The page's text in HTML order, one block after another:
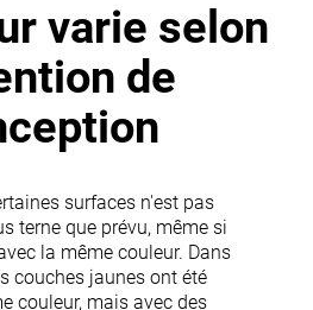
varie selon
de
surfaces n'est pas
terne que prévu, même si
la même couleur. Dans
couches jaunes ont été
couleur, mais avec des